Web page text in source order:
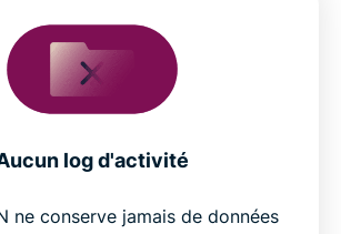
log d'activité
ne conserve jamais de données